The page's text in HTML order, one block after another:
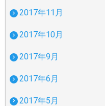
2017年11月
2017年10月
2017年9月
2017年6月
2017年5月